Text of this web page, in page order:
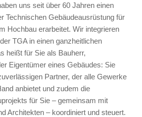
uns seit über 60 Jahren einen
Technischen Gebäudeausrüstung für
Hochbau erarbeitet. Wir integrieren
TGA in einen ganzheitlichen
heißt für Sie als Bauherr,
Eigentümer eines Gebäudes: Sie
Partner, der alle Gewerke
anbietet und zudem die
für Sie – gemeinsam mit
Architekten – koordiniert und steuert.